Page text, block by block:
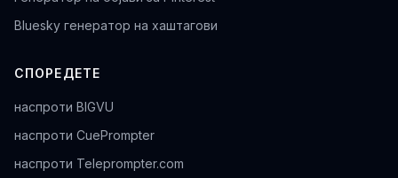
Bluesky генератор на хаштагови
СПОРЕДЕТЕ
наспроти BIGVU
наспроти CuePrompter
наспроти Teleprompter.com